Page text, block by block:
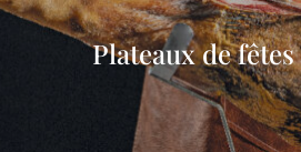
Plateaux de